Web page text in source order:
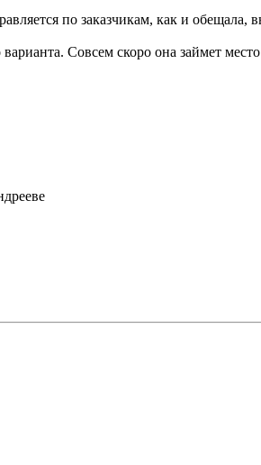
по заказчикам, как и
Совсем скоро она займет